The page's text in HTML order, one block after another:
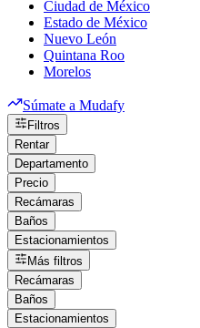
Ciudad de México
Estado de México
Nuevo León
Quintana Roo
Morelos
Súmate a Mudafy
Filtros
Rentar
Departamento
Precio
Recámaras
Baños
Estacionamientos
Más filtros
Recámaras
Baños
Estacionamientos